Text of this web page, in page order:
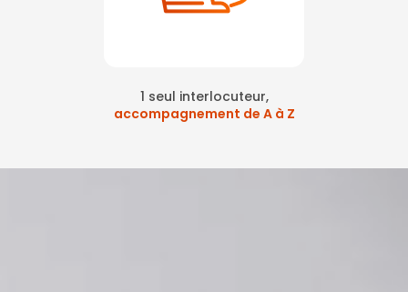
1 seul interlocuteur,
accompagnement de A à Z